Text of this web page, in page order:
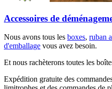
Accessoires de
Nous avons tous les boxes, ruban
d'emballage vous avez besoin.
Et nous rachèterons toutes les
Expédition gratuite des